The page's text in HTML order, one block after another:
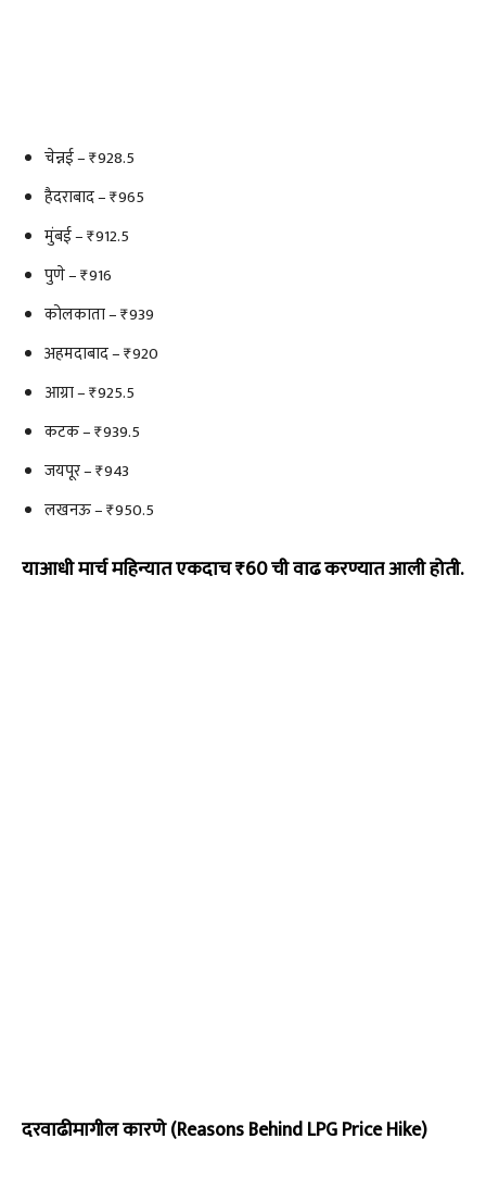
चेन्नई – ₹928.5
हैदराबाद – ₹965
मुंबई – ₹912.5
पुणे – ₹916
कोलकाता – ₹939
अहमदाबाद – ₹920
आग्रा – ₹925.5
कटक – ₹939.5
जयपूर – ₹943
लखनऊ – ₹950.5
याआधी मार्च महिन्यात एकदाच ₹60 ची वाढ करण्यात आली होती.
दरवाढीमागील कारणे (Reasons Behind LPG Price Hike)